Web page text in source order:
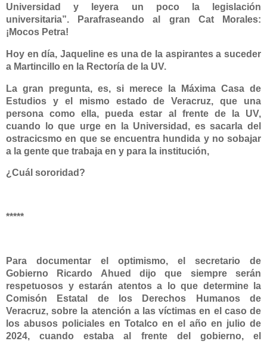
Universidad y leyera un poco la legislación
universitaria”. Parafraseando al gran Cat Morales:
¡Mocos Petra!
Hoy en día, Jaqueline es una de la aspirantes a suceder
a Martincillo en la Rectoría de la UV.
La gran pregunta, es, si merece la Máxima Casa de
Estudios y el mismo estado de Veracruz, que una
persona como ella, pueda estar al frente de la UV,
cuando lo que urge en la Universidad, es sacarla del
ostracicsmo en que se encuentra hundida y no sobajar
a la gente que trabaja en y para la institución,
¿Cuál sororidad?
*****
Para documentar el optimismo, el secretario de
Gobierno
Ricardo Ahued
dijo que siempre serán
respetuosos y estarán atentos a lo que determine la
Comisón Estatal de los Derechos Humanos de
Veracruz, sobre la atención a las víctimas en el caso de
los abusos policiales en Totalco en el año en julio de
2024, cuando estaba al frente del gobierno, el